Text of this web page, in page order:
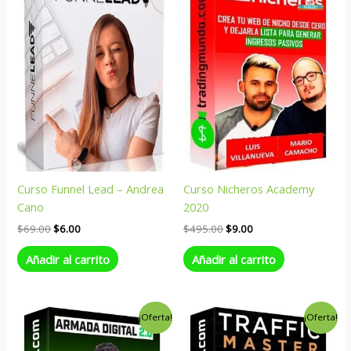
Curso Funnel Lead – Andrea
Cano
$69.00
original
era:
$69.00.
$6.00
actual
$6.00.
Añadir al carrito
Curso Nicheros Academy
2020
$495.00
original
era:
$495.00.
$9.00
actual
es:
$9.00.
Añadir al carrito
¡Oferta!
El
precio
original
El
precio
actual
¡Oferta!
El
precio
original
El
precio
actual